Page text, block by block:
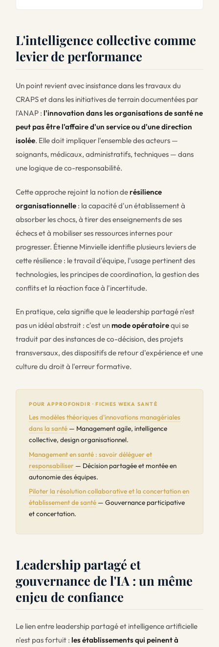
L'intelligence collective comme
levier de performance
Un point revient avec insistance dans les travaux du
CRAPS et dans les initiatives de terrain documentées par
l'ANAP : l'innovation dans les organisations de santé ne
peut pas être l'affaire d'un service ou d'une direction
isolée. Elle doit impliquer l'ensemble des acteurs —
soignants, médicaux, administratifs, techniques — dans
une logique de co-responsabilité.
Cette approche rejoint la notion derésilience
organisationnelle : la capacité d'un établissement à
absorber les chocs, à tirer des enseignements de ses
échecs et à mobiliser ses ressources internes pour
progresser. Étienne Minvielle identifie plusieurs leviers de
cette résilience : le travail d'équipe, l'usage pertinent des
technologies, les principes de coordination, la gestion des
conflits et la réaction face à l'incertitude.
En pratique, cela signifie que le leadership partagé n'est
pas un idéal abstrait : c'est unmode opératoirequi se
traduit par des instances de co-décision, des projets
transversaux, des dispositifs de retour d'expérience et une
culture du droit à l'erreur formative.
POUR APPROFONDIR · FICHES WEKA SANTÉ
Les modèles théoriques d'innovations managériales
dans la santé— Management agile, intelligence
collective, design organisationnel.
Management en santé : savoir déléguer et
responsabiliser— Décision partagée et montée en
autonomie des équipes.
Piloter la résolution collaborative et la concertation en
établissement de santé— Gouvernance participative
et concertation.
Leadership partagé et
gouvernance de l'IA : un même
enjeu de confiance
Le lien entre leadership partagé et intelligence artificielle
n'est pas fortuit : les établissements qui peinent à